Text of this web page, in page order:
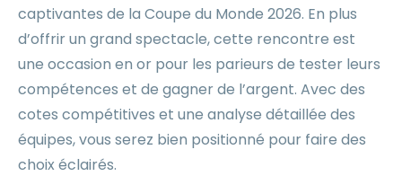
captivantes de la Coupe du Monde 2026. En plus
d’offrir un grand spectacle, cette rencontre est
une occasion en or pour les parieurs de tester leurs
compétences et de gagner de l’argent. Avec des
cotes compétitives et une analyse détaillée des
équipes, vous serez bien positionné pour faire des
choix éclairés.